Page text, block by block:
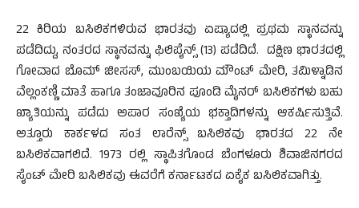
22 ಕಿರಿಯ ಬಸಿಲಿಕಗಳಿರುವ ಭಾರತವು ಏಷ್ಯಾದಲ್ಲಿ ಪ್ರಥಮ ಸ್ಥಾನವನ್ನು
ಪಡೆದಿದ್ದು, ನಂತರದ ಸ್ಥಾನವನ್ನು ಫಿಲಿಪೈನ್ಸ್ (13) ಪಡೆದಿದೆ. ದಕ್ಷಿಣ ಭಾರತದಲ್ಲಿ
ಗೋವಾದ ಬೊಮ್ ಜೀಸಸ್, ಮುಂಬಯಿಯ ಮೌಂಟ್ ಮೇರಿ, ತಮಿಳ್ನಾಡಿನ
ವೆಲ್ಲಂಕಣ್ಣಿ ಮಾತೆ ಹಾಗೂ ತಂಜಾವೂರಿನ ಪೂಂಡಿ ಮೈನರ್ ಬಸಿಲಿಕಗಳು ಬಹು
ಖ್ಯಾತಿಯನ್ನು ಪಡೆದು ಅಪಾರ ಸಂಖ್ಯೆಯ ಭಕ್ತಾದಿಗಳನ್ನು ಆಕರ್ಷಿಸುತ್ತಿವೆ.
ಅತ್ತೂರು ಕಾರ್ಕಳದ ಸಂತ ಲಾರೆನ್ಸ್ ಬಸಿಲಿಕವು ಭಾರತದ 22 ನೇ
ಬಸಿಲಿಕವಾಗಲಿದೆ. 1973 ರಲ್ಲಿ ಸ್ಥಾಪಿತಗೊಂಡ ಬೆಂಗಳೂರು ಶಿವಾಜಿನಗರದ
ಸೈಂಟ್ ಮೇರಿ ಬಸಿಲಿಕವು ಈವರೆಗೆ ಕರ್ನಾಟಕದ ಏಕೈಕ ಬಸಿಲಿಕವಾಗಿತ್ತು.